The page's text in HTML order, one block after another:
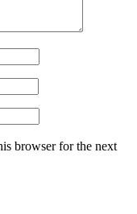
browser for the next